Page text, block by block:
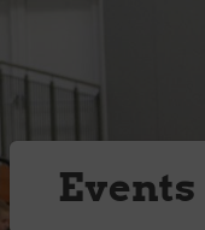
Events